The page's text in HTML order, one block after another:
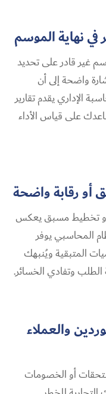
في نهاية الموسم
غير قادر على تحديد
واضحة إلى أن
الإداري يقدم تقارير
على قياس الأداء
أو رقابة واضحة
أو تخطيط مسبق يعكس
المحاسبي يوفر
المتبقية ويُنبهك
وتفادي الخسائر.
والعملاء
أو الخصومات